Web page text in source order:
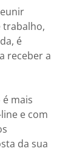
trabalho,
é
receber a
mais
e com
da sua